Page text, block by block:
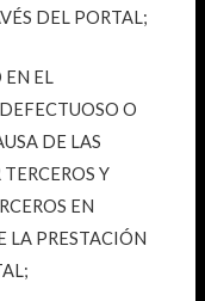
DEL PORTAL;
EN EL
O
DE LAS
Y
EN
LA PRESTACIÓN